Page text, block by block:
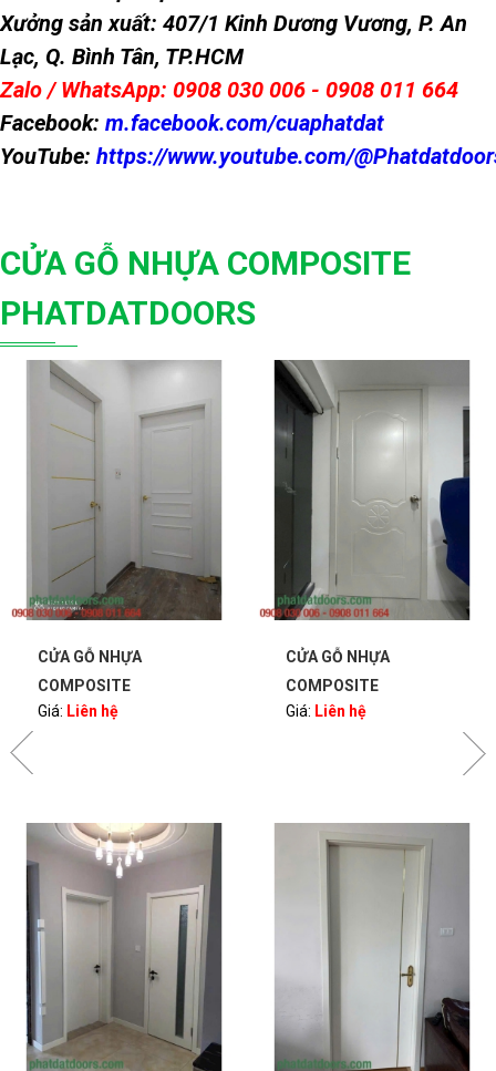
Xưởng sản xuất: 407/1 Kinh Dương Vương, P. An
Lạc, Q. Bình Tân, TP.HCM
Zalo / WhatsApp: 0908 030 006 - 0908 011 664
Facebook: m.facebook.com/cuaphatdat
YouTube: https://www.youtube.com/
CỬA GỖ NHỰA COMPOSITE
PHATDATDOORS
CỬA GỖ NHỰA
COMPOSITE
PHATDATDOORS
Giá: Liên hệ
CỬA GỖ NHỰA
COMPOSITE
PHATDATDOORS
Giá: Liên hệ